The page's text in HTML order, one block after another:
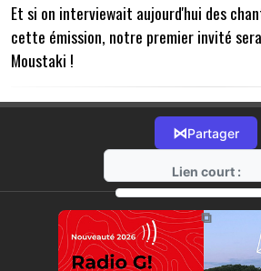
Et si on interviewait aujourd'hui des
cette émission, notre premier invité
Moustaki !
⋈Partager
Lien court :
⧉